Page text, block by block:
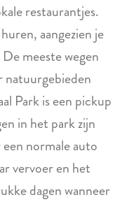
restaurantjes.
aangezien je
meeste wegen
natuurgebieden
Park is een pickup
in het park zijn
normale auto
vervoer en het
dagen wanneer